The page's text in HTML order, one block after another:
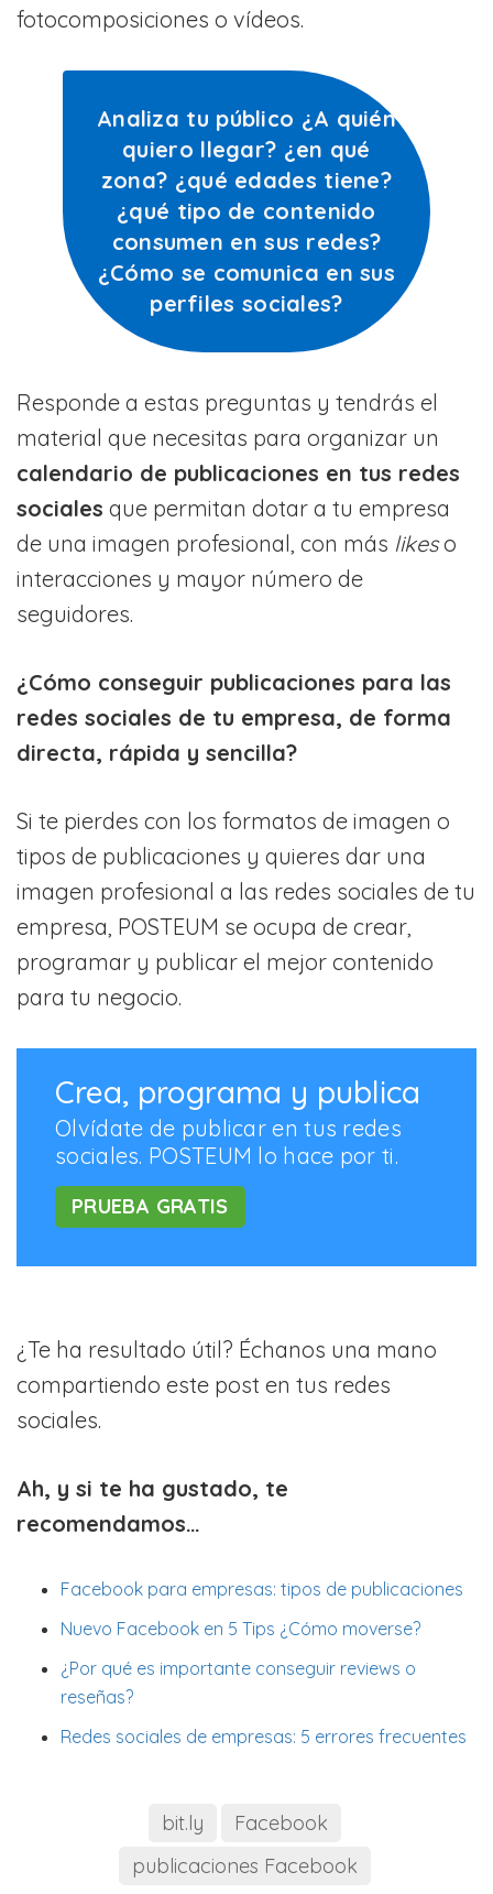
fotocomposiciones o vídeos.
Analiza tu público ¿A quién
quiero llegar? ¿en qué
zona? ¿qué edades tiene?
¿qué tipo de contenido
consumen en sus redes?
¿Cómo se comunica en sus
perfiles sociales?
Responde a estas preguntas y tendrás el
material que necesitas para organizar un
calendario de publicaciones en tus redes
sociales que permitan dotar a tu empresa
de una imagen profesional, con más likeso
interacciones y mayor número de
seguidores.
¿Cómo conseguir publicaciones para las
redes sociales de tu empresa, de forma
directa, rápida y sencilla?
Si te pierdes con los formatos de imagen o
tipos de publicaciones y quieres dar una
imagen profesional a las redes sociales de tu
empresa, POSTEUM se ocupa de crear,
programar y publicar el mejor contenido
para tu negocio.
Crea, programa y publica
Olvídate de publicar en tus redes
sociales. POSTEUM lo hace por ti.
PRUEBA GRATIS
¿Te ha resultado útil? Échanos una mano
compartiendo este post en tus redes
sociales.
Ah, y si te ha gustado, te
recomendamos…
Facebook para empresas: tipos de publicaciones
Nuevo Facebook en 5 Tips ¿Cómo moverse?
¿Por qué es importante conseguir reviews o
reseñas?
Redes sociales de empresas: 5 errores frecuentes
bit.ly
Facebook
publicaciones Facebook